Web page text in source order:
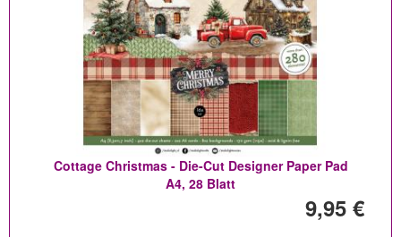
Cottage Christmas - Die-Cut Designer Paper Pad
A4, 28 Blatt
9,95 €